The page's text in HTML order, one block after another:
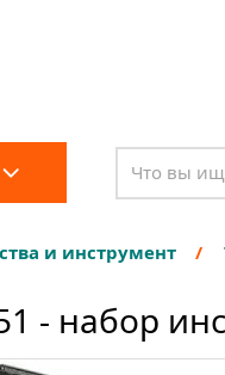
и инструмент
- набор